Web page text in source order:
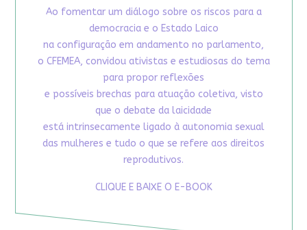
Ao fomentar um diálogo sobre os riscos para a
democracia e o Estado Laico
na configuração em andamento no parlamento,
o CFEMEA, convidou ativistas e estudiosas do tema
para propor reflexões
e possíveis brechas para atuação coletiva, visto
que o debate da laicidade
está intrinsecamente ligado à autonomia sexual
das mulheres e tudo o que se refere aos direitos
reprodutivos.
CLIQUE E BAIXE O E-BOOK